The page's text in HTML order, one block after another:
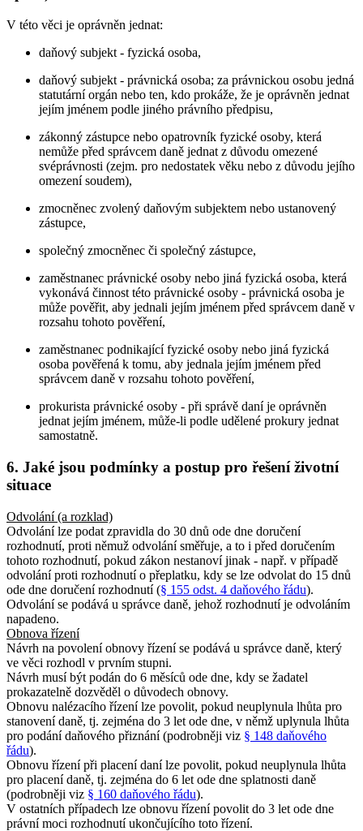
V této věci je oprávněn jednat:
daňový subjekt - fyzická osoba,
daňový subjekt - právnická osoba; za právnickou osobu jedná
statutární orgán nebo ten, kdo prokáže, že je oprávněn jednat
jejím jménem podle jiného právního předpisu,
zákonný zástupce nebo opatrovník fyzické osoby, která
nemůže před správcem daně jednat z důvodu omezené
svéprávnosti (zejm. pro nedostatek věku nebo z důvodu jejího
omezení soudem),
zmocněnec zvolený daňovým subjektem nebo ustanovený
zástupce,
společný zmocněnec či společný zástupce,
zaměstnanec právnické osoby nebo jiná fyzická osoba, která
vykonává činnost této právnické osoby - právnická osoba je
může pověřit, aby jednali jejím jménem před správcem daně v
rozsahu tohoto pověření,
zaměstnanec podnikající fyzické osoby nebo jiná fyzická
osoba pověřená k tomu, aby jednala jejím jménem před
správcem daně v rozsahu tohoto pověření,
prokurista právnické osoby - při správě daní je oprávněn
jednat jejím jménem, může-li podle udělené prokury jednat
samostatně.
6. Jaké jsou podmínky a postup pro řešení životní
situace
Odvolání (a rozklad)
Odvolání lze podat zpravidla do 30 dnů ode dne doručení
rozhodnutí, proti němuž odvolání směřuje, a to i před doručením
tohoto rozhodnutí, pokud zákon nestanoví jinak - např. v případě
odvolání proti rozhodnutí o přeplatku, kdy se lze odvolat do 15 dnů
ode dne doručení rozhodnutí (§ 155 odst. 4 daňového řádu).
Odvolání se podává u správce daně, jehož rozhodnutí je odvoláním
napadeno.
Obnova řízení
Návrh na povolení obnovy řízení se podává u správce daně, který
ve věci rozhodl v prvním stupni.
Návrh musí být podán do 6 měsíců ode dne, kdy se žadatel
prokazatelně dozvěděl o důvodech obnovy.
Obnovu nalézacího řízení lze povolit, pokud neuplynula lhůta pro
stanovení daně, tj. zejména do 3 let ode dne, v němž uplynula lhůta
pro podání daňového přiznání (podrobněji viz § 148 daňového
řádu).
Obnovu řízení při placení daní lze povolit, pokud neuplynula lhůta
pro placení daně, tj. zejména do 6 let ode dne splatnosti daně
(podrobněji viz § 160 daňového řádu).
V ostatních případech lze obnovu řízení povolit do 3 let ode dne
právní moci rozhodnutí ukončujícího toto řízení.